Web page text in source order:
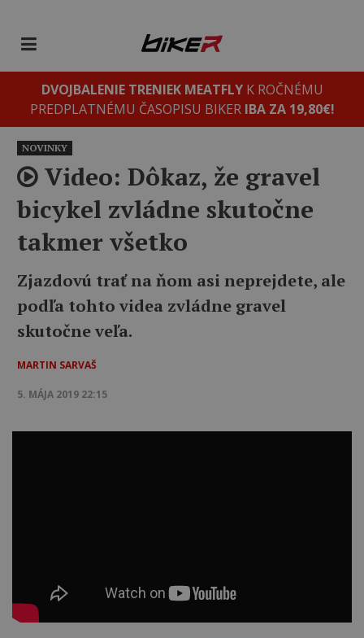
DVOJBALENIE TRENIEK MEATFLYK ROČNÉMU
PREDPLATNÉMU ČASOPISU BIKER IBA ZA 19,80€!
NOVINKY
Video: Dôkaz, že gravel
bicykel zvládne skutočne
takmer všetko
Zjazdovú trať na ňom asi neprejdete, ale
podľa tohto videa zvládne gravel
skutočne veľa.
MARTIN SARVAŠ
5. MÁJA 2019 22:15